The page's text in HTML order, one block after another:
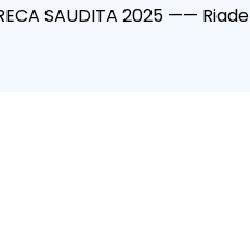
SAUDITA 2025 —— Riade